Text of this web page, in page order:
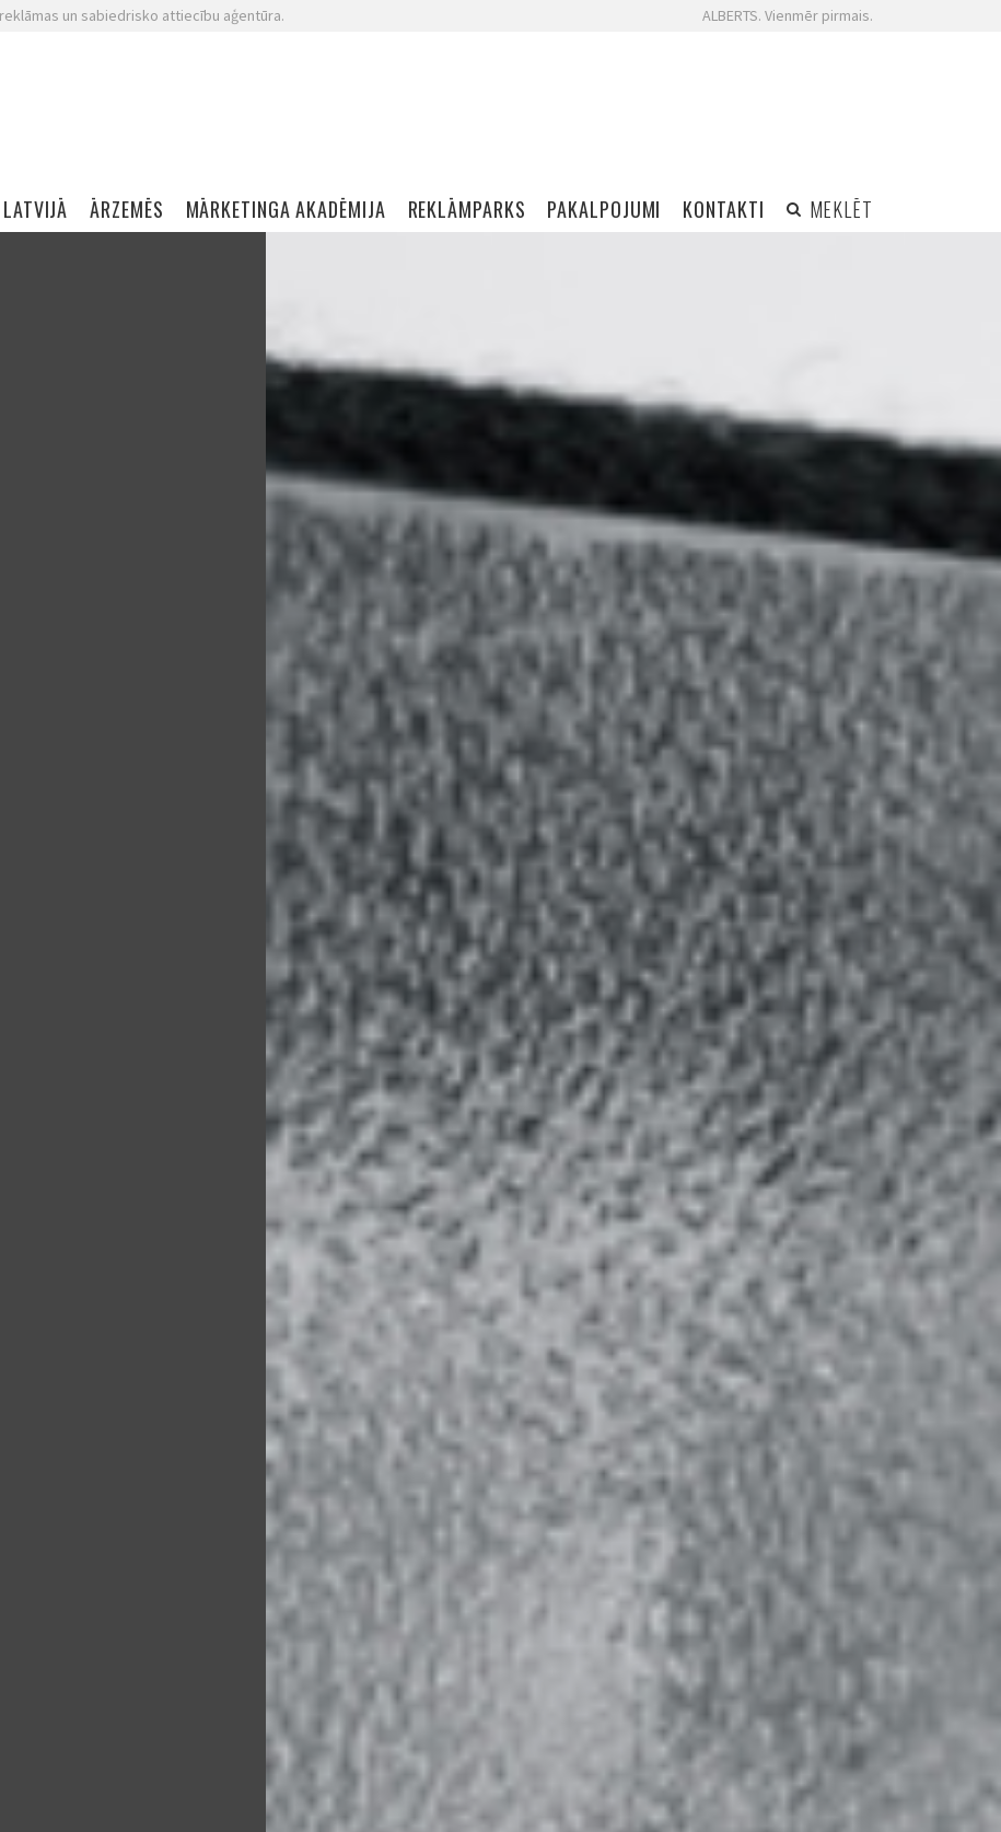
un sabiedrisko attiecību aģentūra. ALBERTS. Vienmēr pirmais.
LATVIJĀ ĀRZEMĒS MĀRKETINGA AKADĒMIJA REKLĀMPARKS PAKALPOJUMI KONTAKTI MEKLĒT